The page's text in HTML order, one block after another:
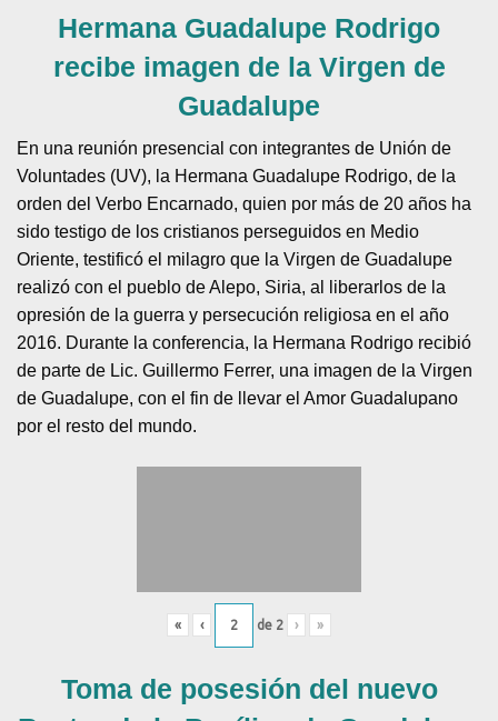
Hermana Guadalupe Rodrigo
recibe imagen de la Virgen de
Guadalupe
En una reunión presencial con integrantes de Unión de
Voluntades (UV), la Hermana Guadalupe Rodrigo, de la
orden del Verbo Encarnado, quien por más de 20 años ha
sido testigo de los cristianos perseguidos en Medio
Oriente, testificó el milagro que la Virgen de Guadalupe
realizó con el pueblo de Alepo, Siria, al liberarlos de la
opresión de la guerra y persecución religiosa en el año
2016. Durante la conferencia, la Hermana Rodrigo recibió
de parte de Lic. Guillermo Ferrer, una imagen de la Virgen
de Guadalupe, con el fin de llevar el Amor Guadalupano
por el resto del mundo.
« ‹ de 2 › »
Toma de posesión del nuevo